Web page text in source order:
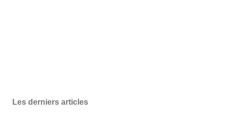
Les derniers articles